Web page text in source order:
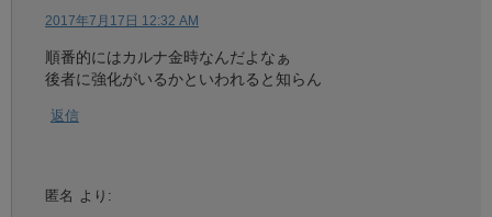
2017年7月17日 12:32 AM
順番的にはカルナ金時なんだよなぁ
後者に強化がいるかといわれると知らん
返信
匿名 より: